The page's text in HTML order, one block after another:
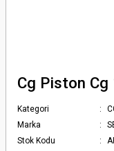
Cg Piston
Kategori
Marka
Stok Kodu